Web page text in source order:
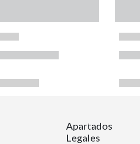
Apartados
Legales